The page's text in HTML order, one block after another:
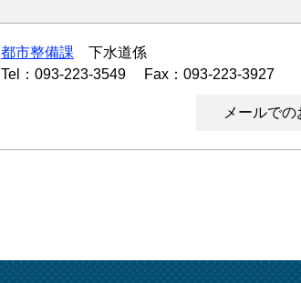
都市整備課
下水道係
Tel：093-223-3549
Fax：093-223-3927
メールで